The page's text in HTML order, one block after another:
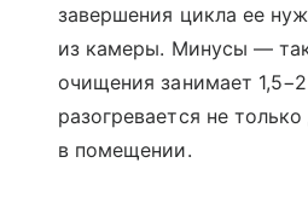
завершения цикла ее
из камеры. Минусы —
очищения занимает
разогревается не
в помещении.